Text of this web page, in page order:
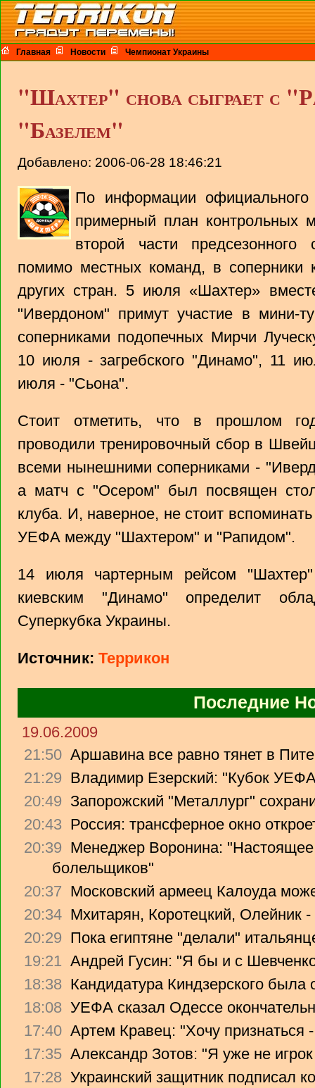
Главная Новости Чемпионат Украины
"Шахтер" снова сыграет с
"Базелем"
Добавлено: 2006-06-28 18:46:21
По информации
примерный план контрольных
второй части
помимо местных команд, в соперники
других стран. 5 июля «Шахтер»
"Ивердоном" примут участие в мини-
соперниками подопечных Мирчи
10 июля - загребского "Динамо", 11
июля - "Сьона".
Стоит отметить, что в прошлом
проводили тренировочный сбор в
всеми нынешними соперниками -
а матч с "Осером" был посвящен
клуба. И, наверное, не стоит
УЕФА между "Шахтером" и "Рапидом".
14 июля чартерным рейсом
киевским "Динамо" определит
Суперкубка Украины.
Источник: Террикон
Последние
19.06.2009
21:50 Аршавина все равно тянет в
21:29 Владимир Езерский: "Кубок
20:49 Запорожский "Металлург"
20:43 Россия: трансферное окно
20:39 Менеджер Воронина: "Настоящее
болельщиков"
20:37 Московский армеец Калоуда
20:34 Мхитарян, Коротецкий, Олейник -
20:29 Пока египтяне "делали"
19:21 Андрей Гусин: "Я бы и с
18:38 Кандидатура Киндзерского была
18:08 УЕФА сказал Одессе
17:40 Артем Кравец: "Хочу признаться
17:35 Александр Зотов: "Я уже не
17:28 Украинский защитник подписал